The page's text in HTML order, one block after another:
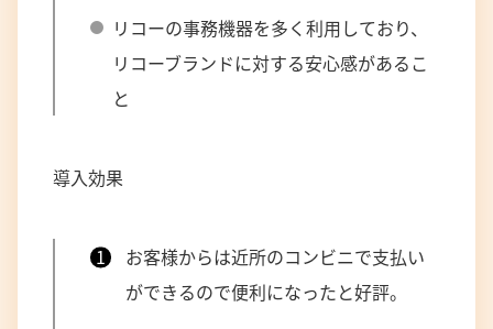
リコーの事務機器を多く利用しており、
リコーブランドに対する安心感があるこ
と
導入効果
お客様からは近所のコンビニで支払い
ができるので便利になったと好評。